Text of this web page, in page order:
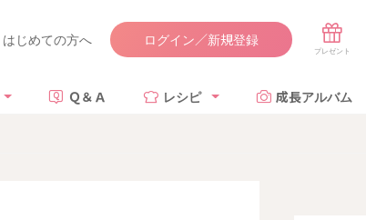
はじめての方へ ログイン／新規登録
Ｑ＆Ａ レシピ 成長アルバム